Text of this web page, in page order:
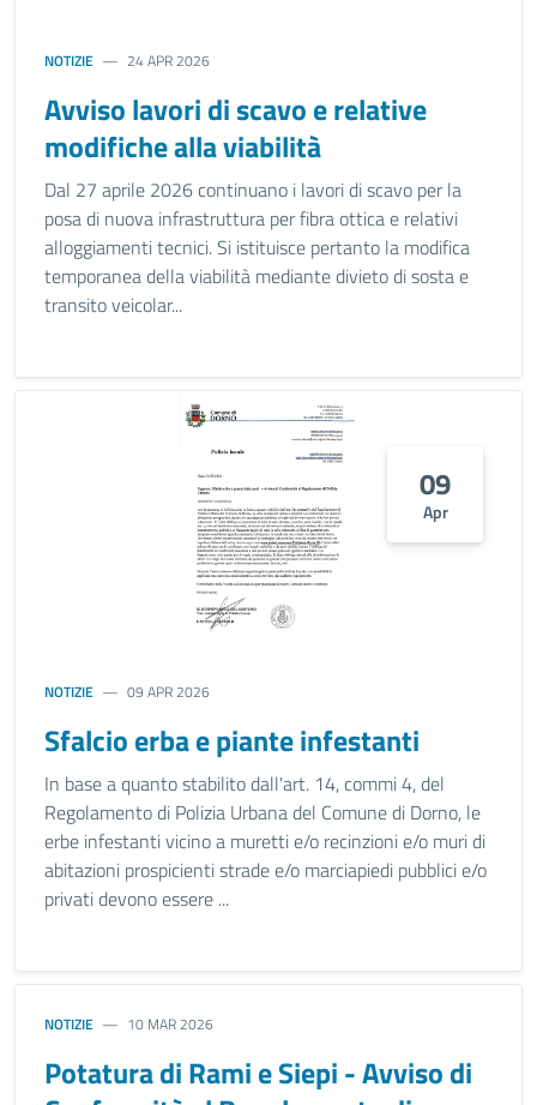
NOTIZIE 24 APR 2026
Avviso lavori di scavo e relative
modifiche alla viabilità
Dal 27 aprile 2026 continuano i lavori di scavo per la
posa di nuova infrastruttura per fibra ottica e relativi
alloggiamenti tecnici. Si istituisce pertanto la modifica
temporanea della viabilità mediante divieto di sosta e
transito veicolar...
09
Apr
NOTIZIE 09 APR 2026
Sfalcio erba e piante infestanti
In base a quanto stabilito dall'art. 14, commi 4, del
Regolamento di Polizia Urbana del Comune di Dorno, le
erbe infestanti vicino a muretti e/o recinzioni e/o muri di
abitazioni prospicienti strade e/o marciapiedi pubblici e/o
privati devono essere ...
NOTIZIE 10 MAR 2026
Potatura di Rami e Siepi - Avviso di